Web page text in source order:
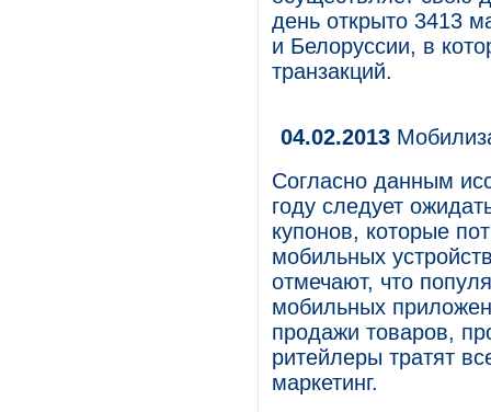
день открыто 3413
и Белоруссии, в
транзакций.
04.02.2013
Согласно данным
году следует
купонов, которые
мобильных
отмечают, что
мобильных
продажи товаров,
ритейлеры тратят
маркетинг.